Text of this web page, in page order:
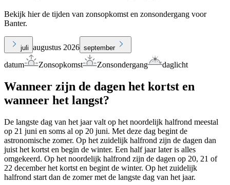
Bekijk hier de tijden van zonsopkomst en zonsondergang voor
Banter.
juli augustus 2026 september
datum Zonsopkomst Zonsondergang daglicht
Wanneer zijn de dagen het kortst en
wanneer het langst?
De langste dag van het jaar valt op het noordelijk halfrond meestal
op 21 juni en soms al op 20 juni. Met deze dag begint de
astronomische zomer. Op het zuidelijk halfrond zijn de dagen dan
juist het kortst en begin de winter. Een half jaar later is alles
omgekeerd. Op het noordelijk halfrond zijn de dagen op 20, 21 of
22 december het kortst en begint de winter. Op het zuidelijk
halfrond start dan de zomer met de langste dag van het jaar.